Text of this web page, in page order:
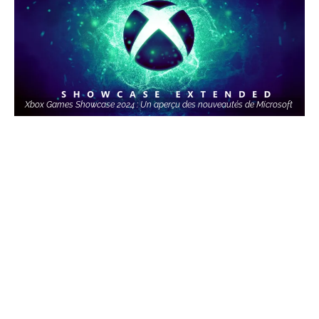
Xbox Games Showcase 2024 : Un aperçu des nouveautés de Microsoft